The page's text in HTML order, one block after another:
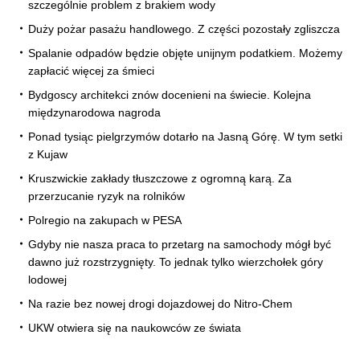
szczególnie problem z brakiem wody
Duży pożar pasażu handlowego. Z części pozostały zgliszcza
Spalanie odpadów będzie objęte unijnym podatkiem. Możemy
zapłacić więcej za śmieci
Bydgoscy architekci znów docenieni na świecie. Kolejna
międzynarodowa nagroda
Ponad tysiąc pielgrzymów dotarło na Jasną Górę. W tym setki
z Kujaw
Kruszwickie zakłady tłuszczowe z ogromną karą. Za
przerzucanie ryzyk na rolników
Polregio na zakupach w PESA
Gdyby nie nasza praca to przetarg na samochody mógł być
dawno już rozstrzygnięty. To jednak tylko wierzchołek góry
lodowej
Na razie bez nowej drogi dojazdowej do Nitro-Chem
UKW otwiera się na naukowców ze świata